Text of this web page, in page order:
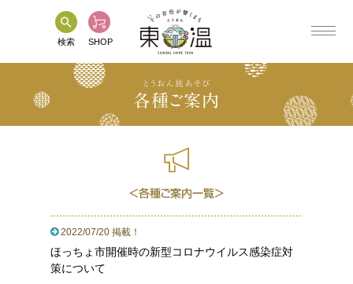
検索 SHOP
とうおん旅あそび
各種ご案内
＜各種ご案内一覧＞
2022/07/20 掲載！
ほっちょ市開催時の新型コロナウイルス感染症対
策について
特産品情報
イベント情報
各種ご案内